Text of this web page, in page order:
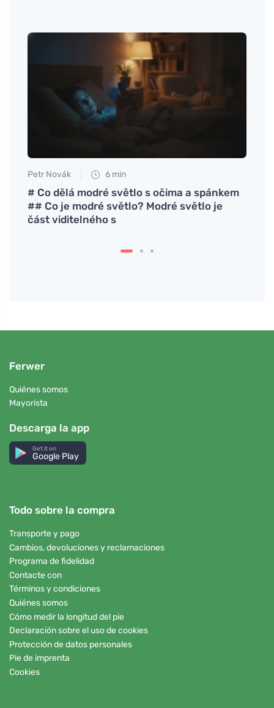
Petr Novák 6 min
# Co dělá modré světlo s očima a spánkem
## Co je modré světlo? Modré světlo je
část viditelného s
Ferwer
Quiénes somos
Mayorista
Descarga la app
Get it on
Google Play
Todo sobre la compra
Transporte y pago
Cambios, devoluciones y reclamaciones
Programa de fidelidad
Contacte con
Términos y condiciones
Quiénes somos
Cómo medir la longitud del pie
Declaración sobre el uso de cookies
Protección de datos personales
Pie de imprenta
Cookies